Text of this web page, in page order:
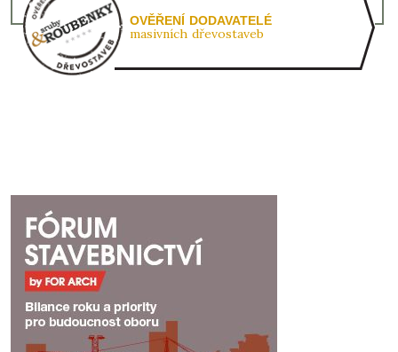
OVĚŘENÍ DODAVATELÉ
masivních dřevostaveb